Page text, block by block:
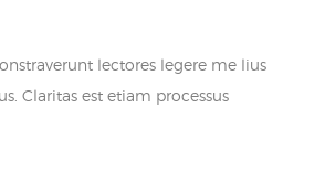
lectores legere me lius
Claritas est etiam processus